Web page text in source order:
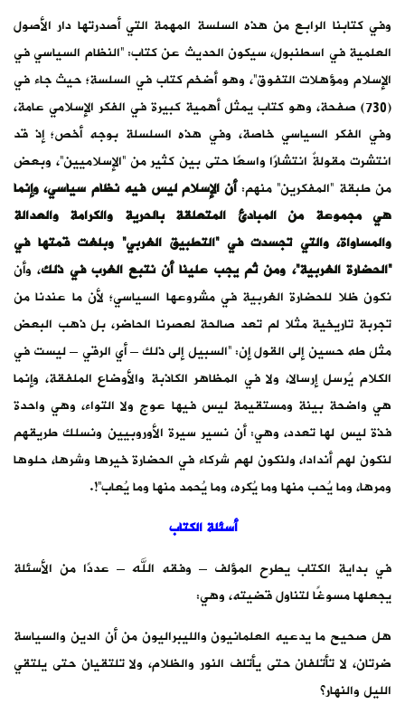
وفي كتابنا الرابع من هذه السلسة المهمة التي أصدرتها دار الأصول
العلمية في اسطنبول، سيكون الحديث عن كتاب: “النظام السياسي في
الإسلام ومؤهلات التفوق”، وهو أضخم كتاب في السلسة؛ حيث جاء في
(730) صفحة، وهو كتاب يمثل أهمية كبيرة في الفكر الإسلامي عامة،
وفي الفكر السياسي خاصة، وفي هذه السلسلة بوجه أخص؛ إذ قد
انتشرت مقولةٌ انتشارًا واسعًا حتى بين كثير من “الإسلاميين”، وبعض
من طبقة “المفكرين” منهم:أن الإسلام ليس فيه نظام سياسي، وإنما
هي مجموعة من المبادئ المتعلقة بالحرية والكرامة والعدالة
والمساواة، والتي تجسدت في “التطبيق الغربي” وبلغت قمتها في
“الحضارة الغربية”، ومن ثم يجب علينا أن نتبع الغرب في ذلك، وأن
نكون ظلا للحضارة الغربية في مشروعها السياسي؛ لأن ما عندنا من
تجربة تاريخية مثلا لم تعد صالحة لعصرنا الحاضر، بل ذهب البعض
مثل طه حسين إلى القول إن: “السبيل إلى ذلك – أي الرقي – ليست في
الكلام يُرسل إرسالا، ولا في المظاهر الكاذبة والأوضاع الملفقة، وإنما
هي واضحة بينة ومستقيمة ليس فيها عوج ولا التواء، وهي واحدة
فذة ليس لها تعدد، وهي: أن نسير سيرة الأوروبيين ونسلك طريقهم
لنكون لهم أندادا، ولنكون لهم شركاء في الحضارة خيرها وشرها، حلوها
ومرها، وما يُحب منها وما يُكره، وما يُحمد منها وما يُعاب”!.
أسئلة الكتاب
في بداية الكتاب يطرح المؤلف – وفقه الله – عددًا من الأسئلة
يجعلها مسوغًا لتناول قضيته، وهي:
هل صحيح ما يدعيه العلمانيون والليبراليون من أن الدين والسياسة
ضرتان، لا تأتلفان حتى يأتلف النور والظلام، ولا تلتقيان حتى يلتقي
الليل والنهار؟